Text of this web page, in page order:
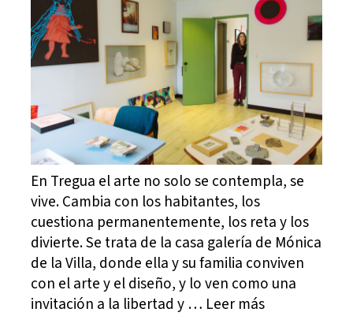
En Tregua el arte no solo se contempla, se
vive. Cambia con los habitantes, los
cuestiona permanentemente, los reta y los
divierte. Se trata de la casa galería de Mónica
de la Villa, donde ella y su familia conviven
con el arte y el diseño, y lo ven como una
invitación a la libertad y … Leer más